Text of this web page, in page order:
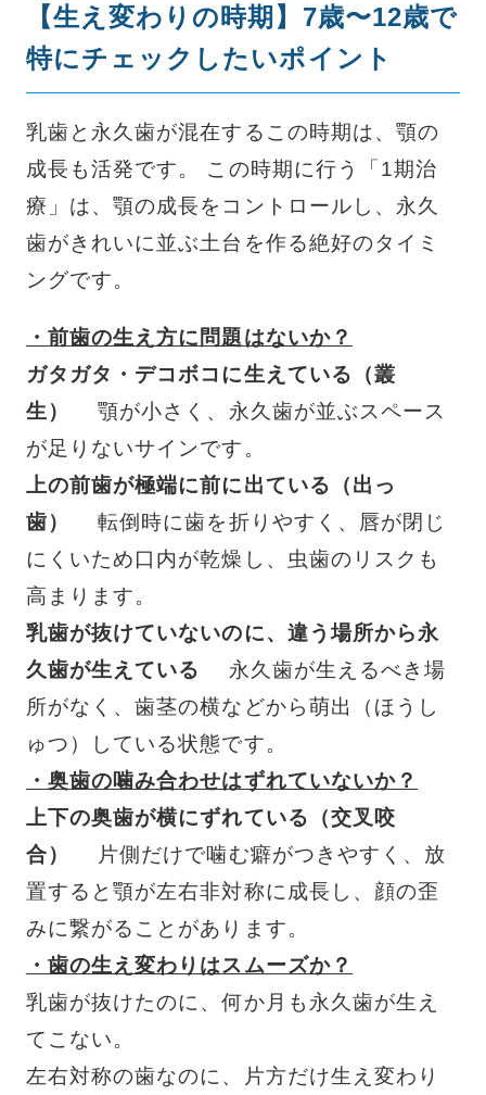
【生え変わりの時期】7歳〜12歳で
特にチェックしたいポイント
乳歯と永久歯が混在するこの時期は、顎の
成長も活発です。 この時期に行う「1期治
療」は、顎の成長をコントロールし、永久
歯がきれいに並ぶ土台を作る絶好のタイミ
ングです。
・前歯の生え方に問題はないか？
ガタガタ・デコボコに生えている（叢
生）
顎が小さく、永久歯が並ぶスペース
が足りないサインです。
上の前歯が極端に前に出ている（出っ
歯）
転倒時に歯を折りやすく、唇が閉じ
にくいため口内が乾燥し、虫歯のリスクも
高まります。
乳歯が抜けていないのに、違う場所から永
久歯が生えている
永久歯が生えるべき場
所がなく、歯茎の横などから萌出（ほうし
ゅつ）している状態です。
・奥歯の噛み合わせはずれていないか？
上下の奥歯が横にずれている（交叉咬
合）
片側だけで噛む癖がつきやすく、放
置すると顎が左右非対称に成長し、顔の歪
みに繋がることがあります。
・歯の生え変わりはスムーズか？
乳歯が抜けたのに、何か月も永久歯が生え
てこない。
左右対称の歯なのに、片方だけ生え変わり